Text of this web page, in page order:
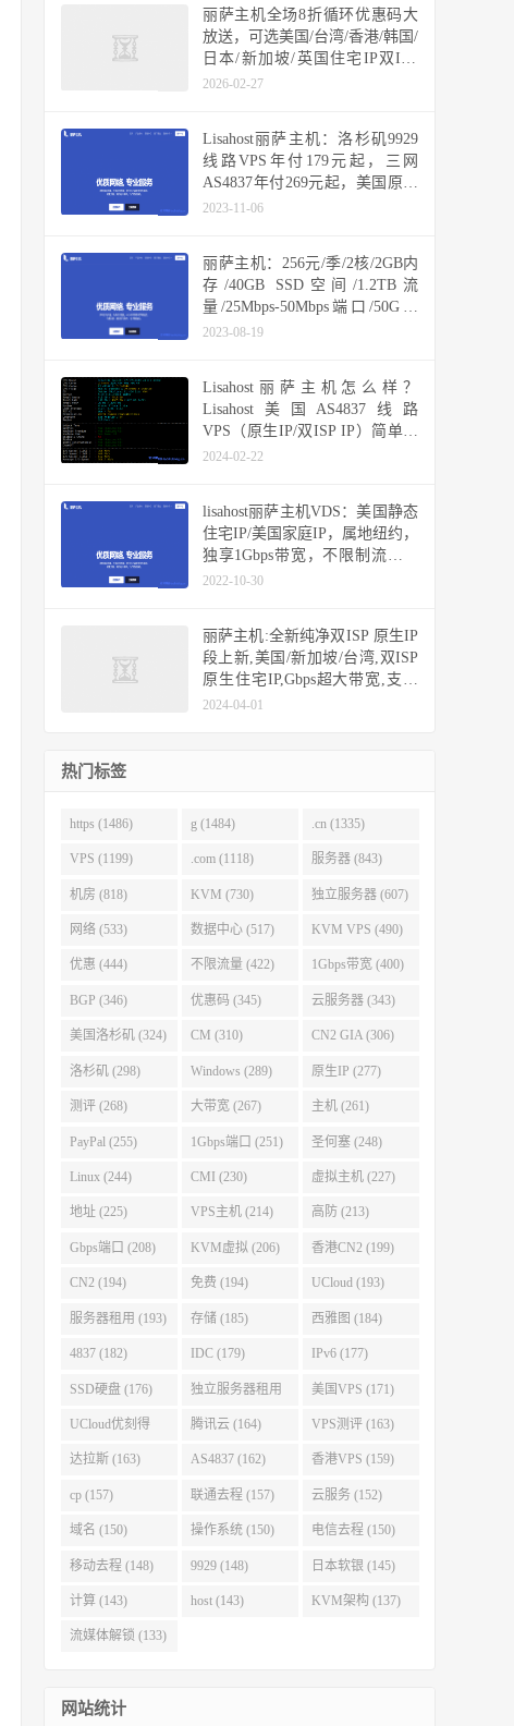
丽萨主机全场8折循环优惠码大
放送，可选美国/台湾/香港/韩国/
日本/新加坡/英国住宅IP双ISP
VPS，多机房原生IP不限流量套
2026-02-27
Lisahost丽萨主机：洛杉矶9929
线路VPS年付179元起，三网
AS4837年付269元起，美国原生
IP，双ISP家宽IP，可选高防
2023-11-06
丽萨主机：256元/季/2核/2GB内
存/40GB SSD空间/1.2TB流
量/25Mbps-50Mbps端口/50G防
御/KVM/洛杉矶CERA CN2 GIA
2023-08-19
Lisahost丽萨主机怎么样？
Lisahost美国AS4837线路
VPS（原生IP/双ISP IP）简单测
评分享
2024-02-22
lisahost丽萨主机VDS：美国静态
住宅IP/美国家庭IP，属地纽约，
独享1Gbps带宽，不限制流量随
便跑，解锁所有美区锁区业务
2022-10-30
丽萨主机:全新纯净双ISP 原生IP
段上新,美国/新加坡/台湾,双ISP
原生住宅IP,Gbps超大带宽,支持
Tiktok/解锁ChatGpt/NetFlix
2024-04-01
热门标签
https (1486) g (1484) .cn (1335)
VPS (1199) .com (1118) 服务器 (843)
机房 (818) KVM (730) 独立服务器 (607)
网络 (533) 数据中心 (517) KVM VPS (490)
优惠 (444) 不限流量 (422) 1Gbps带宽 (400)
BGP (346) 优惠码 (345) 云服务器 (343)
美国洛杉矶 (324) CM (310) CN2 GIA (306)
洛杉矶 (298) Windows (289) 原生IP (277)
测评 (268) 大带宽 (267) 主机 (261)
PayPal (255) 1Gbps端口 (251) 圣何塞 (248)
Linux (244) CMI (230) 虚拟主机 (227)
地址 (225) VPS主机 (214) 高防 (213)
Gbps端口 (208) KVM虚拟 (206) 香港CN2 (199)
CN2 (194) 免费 (194) UCloud (193)
服务器租用 (193) 存储 (185) 西雅图 (184)
4837 (182) IDC (179) IPv6 (177)
SSD硬盘 (176) 独立服务器租用
(175)
美国VPS (171)
UCloud优刻得
(168)
腾讯云 (164) VPS测评 (163)
达拉斯 (163) AS4837 (162) 香港VPS (159)
cp (157) 联通去程 (157) 云服务 (152)
域名 (150) 操作系统 (150) 电信去程 (150)
移动去程 (148) 9929 (148) 日本软银 (145)
计算 (143) host (143) KVM架构 (137)
流媒体解锁 (133)
网站统计